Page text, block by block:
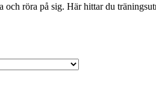
och röra på sig. Här hittar du